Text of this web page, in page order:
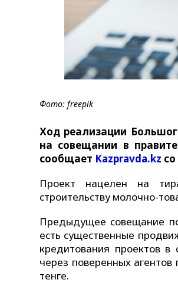
Фото: freepik
Ход реализации
на совещании в
сообщает Kazpravda.kz
Проект нацелен на
строительству молочно-
Предыдущее совещание
есть существенные
кредитования проектов
через поверенных
тенге.